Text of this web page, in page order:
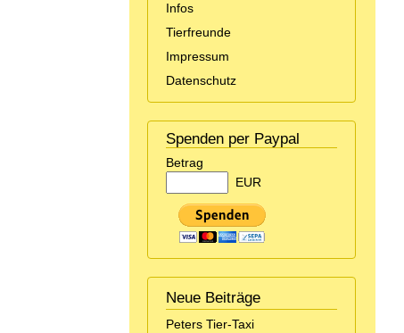
Infos
Tierfreunde
Impressum
Datenschutz
Spenden per Paypal
Betrag
EUR
Neue Beiträge
Peters Tier-Taxi